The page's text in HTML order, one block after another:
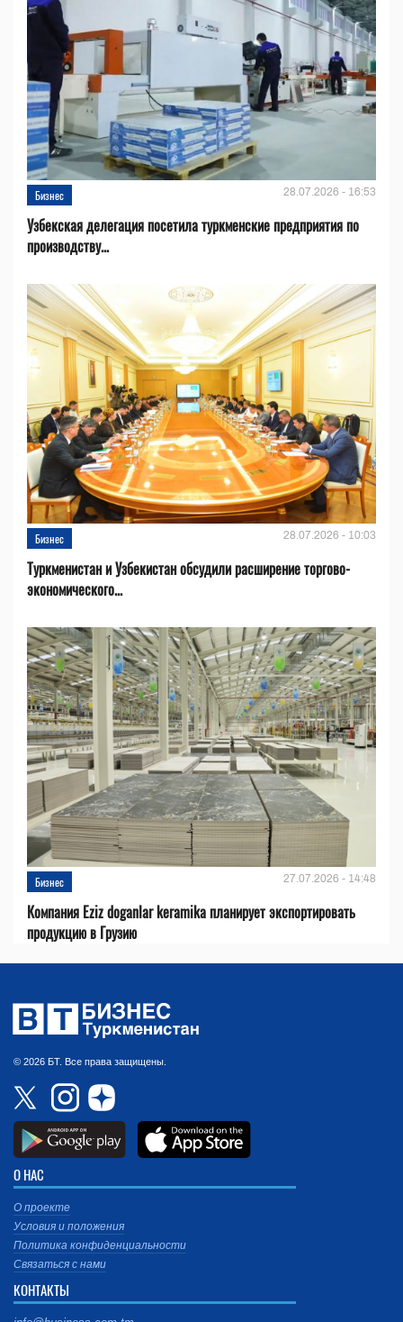
Бизнес 28.07.2026 - 16:53
Узбекская делегация посетила туркменские предприятия по
производству...
Бизнес 28.07.2026 - 10:03
Туркменистан и Узбекистан обсудили расширение торгово-
экономического...
Бизнес 27.07.2026 - 14:48
Компания Eziz doganlar keramika планирует экспортировать
продукцию в Грузию
© 2026 БТ. Все права защищены.
О НАС
О проекте
Условия и положения
Политика конфиденциальности
Связаться с нами
КОНТАКТЫ